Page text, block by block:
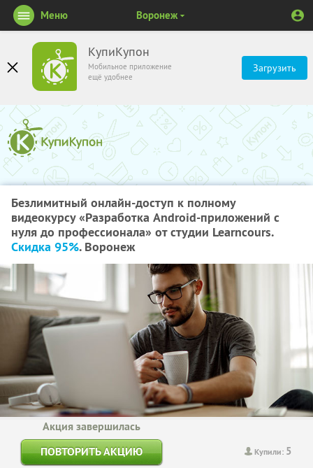
КупиКупон
Мобильное приложение
ещё удобнее
Загрузить
Меню Воронеж
Безлимитный онлайн-доступ к полному
видеокурсу «Разработка Android-приложений с
нуля до профессионала» от студии Learncours.
Скидка 95%. Воронеж
Купили: 5
Акция завершилась
ПОВТОРИТЬ АКЦИЮ